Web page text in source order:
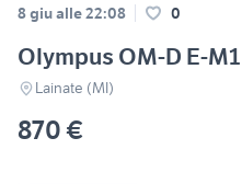
8 giu alle 22:08 0
Olympus OM-D E-
Lainate (MI)
870 €